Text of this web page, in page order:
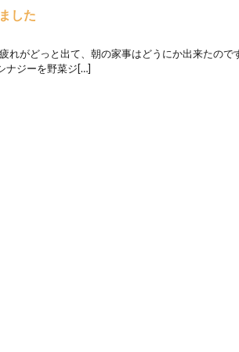
した
がどっと出て、朝の家事はどうにか出来たので
ナジーを野菜ジ[…]